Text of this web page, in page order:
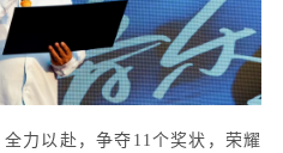
力以赴，争夺 11个奖状，荣耀